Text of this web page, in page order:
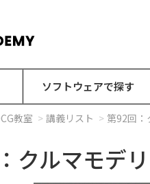
ソフトウェアで探す
教室 講義リスト 第92回
クルマモデ